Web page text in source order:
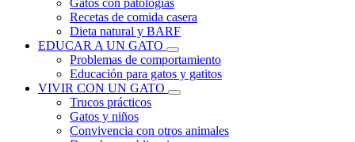
Gatos con patologías
Recetas de comida casera
Dieta natural y BARF
EDUCAR A UN GATO
Problemas de comportamiento
Educación para gatos y gatitos
VIVIR CON UN GATO
Trucos prácticos
Gatos y niños
Convivencia con otros animales